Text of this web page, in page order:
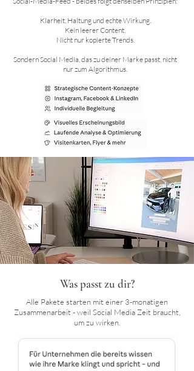
Klarheit, Haltung und echte Wirkung.
Kein leerer Content.
Nicht nur kopierte Trends.
Sondern Social Media, das zu deiner Marke passt, nicht
nur zum Algorithmus.
Was passt zu dir?
Alle Pakete starten mit einer 3-monatigen
Zusammenarbeit - weil Social Media Zeit braucht,
um zu wirken.